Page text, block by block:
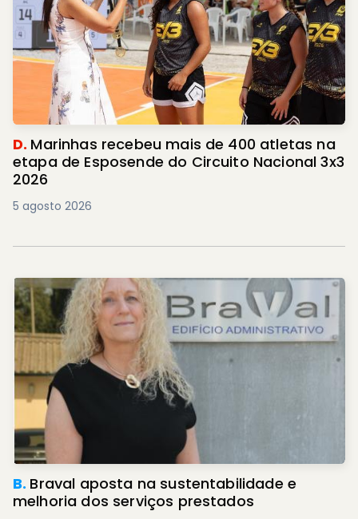
D. Marinhas recebeu mais de 400 atletas na
etapa de Esposende do Circuito Nacional 3x3
2026
5 agosto 2026
B. Braval aposta na sustentabilidade e
melhoria dos serviços prestados